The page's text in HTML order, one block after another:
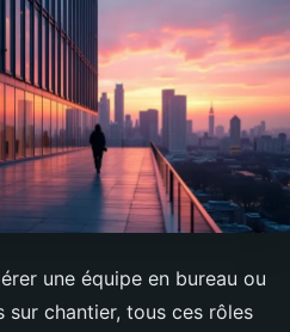
une équipe en bureau ou
sur chantier, tous ces rôles